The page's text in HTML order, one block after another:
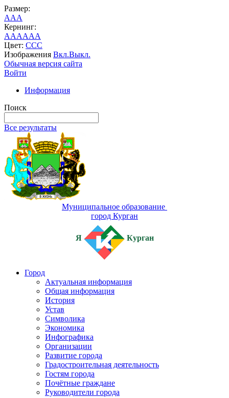
Размер:
AAA
Кернинг:
AAAAAA
Цвет: CCC
Изображения Вкл.Выкл.
Обычная версия сайта
Войти
Информация
Поиск
Все результаты
Муниципальное образование
город Курган
Я Курган
Город
Актуальная информация
Общая информация
История
Устав
Символика
Экономика
Инфографика
Организации
Развитие города
Градостроительная деятельность
Гостям города
Почётные граждане
Руководители города